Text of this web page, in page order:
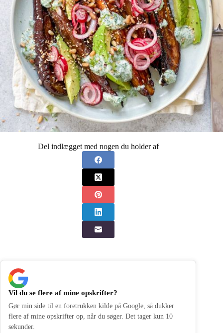
Del indlægget med nogen du holder af
Vil du se flere af mine opskrifter?
Gør min side til en foretrukken kilde på Google, så dukker
flere af mine opskrifter op, når du søger. Det tager kun 10
sekunder.